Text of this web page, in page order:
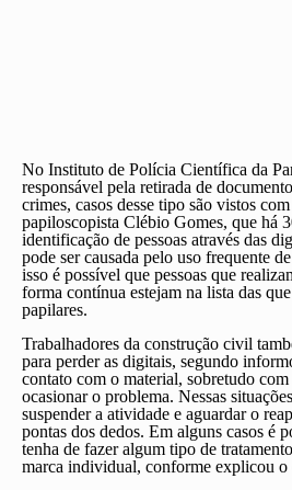
No Instituto de Polícia Científica da
responsável pela retirada de
crimes, casos desse tipo são vistos
papiloscopista Clébio Gomes, que há
identificação de pessoas através das
pode ser causada pelo uso frequente
isso é possível que pessoas que
forma contínua estejam na lista das
papilares.
Trabalhadores da construção civil
para perder as digitais, segundo
contato com o material, sobretudo
ocasionar o problema. Nessas
suspender a atividade e aguardar o
pontas dos dedos. Em alguns casos é
tenha de fazer algum tipo de
marca individual, conforme explicou o